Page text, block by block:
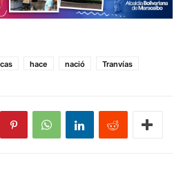
hace nació Tranvías